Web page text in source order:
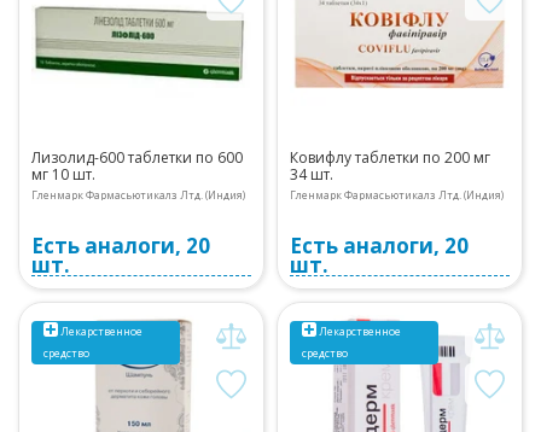
Лизолид-600 таблетки по 600
мг 10 шт.
Гленмарк Фармасьютикалз Лтд. (Индия)
Есть аналоги, 20
шт.
Ковифлу таблетки по 200 мг
34 шт.
Гленмарк Фармасьютикалз Лтд. (Индия)
Есть аналоги, 20
шт.
Лекарственное
средство
Лекарственное
средство